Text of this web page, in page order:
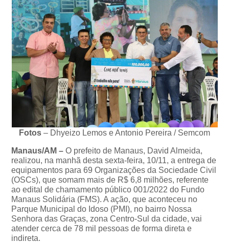
Fotos – Dhyeizo Lemos e Antonio Pereira / Semcom
Manaus/AM –O prefeito de Manaus, David Almeida,
realizou, na manhã desta sexta-feira, 10/11, a entrega de
equipamentos para 69 Organizações da Sociedade Civil
(OSCs), que somam mais de R$ 6,8 milhões, referente
ao edital de chamamento público 001/2022 do Fundo
Manaus Solidária (FMS). A ação, que aconteceu no
Parque Municipal do Idoso (PMI), no bairro Nossa
Senhora das Graças, zona Centro-Sul da cidade, vai
atender cerca de 78 mil pessoas de forma direta e
indireta.